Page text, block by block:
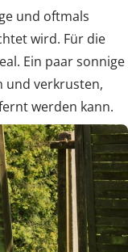
und oftmals
wird. Für die
Ein paar sonnige
und verkrusten,
werden kann.